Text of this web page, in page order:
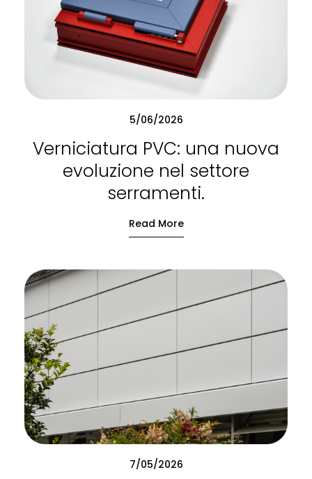
5/06/2026
Verniciatura PVC: una nuova
evoluzione nel settore
serramenti.
Read More
7/05/2026